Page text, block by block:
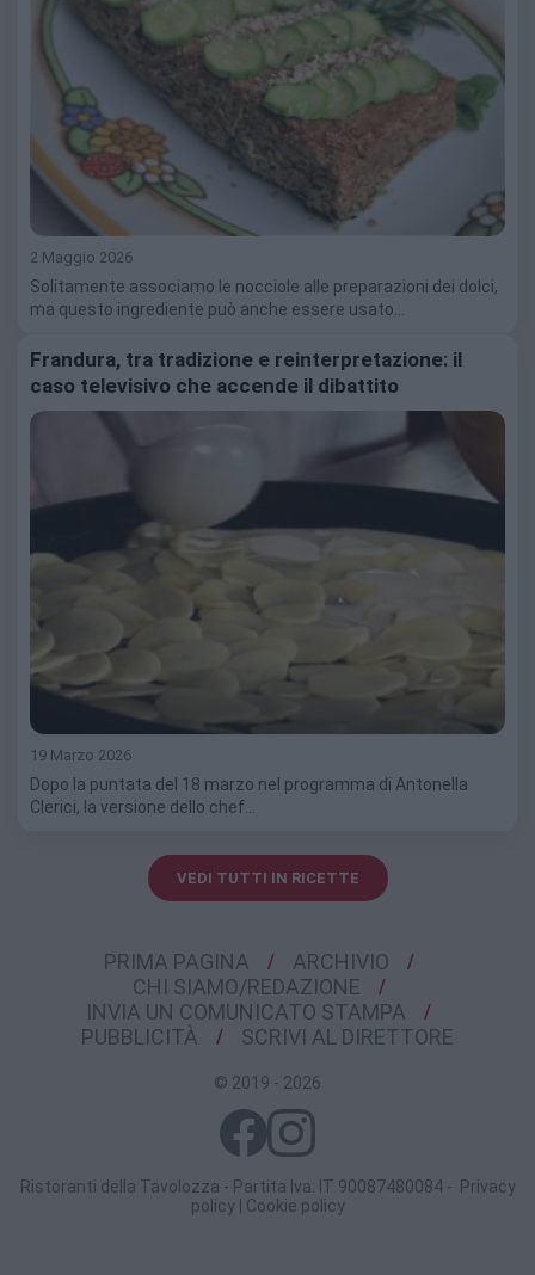
2 Maggio 2026
Solitamente associamo le nocciole alle preparazioni dei dolci,
ma questo ingrediente può anche essere usato…
Frandura, tra tradizione e reinterpretazione: il
caso televisivo che accende il dibattito
19 Marzo 2026
Dopo la puntata del 18 marzo nel programma di Antonella
Clerici, la versione dello chef…
VEDI TUTTI IN RICETTE
PRIMA PAGINA
ARCHIVIO
CHI SIAMO/REDAZIONE
INVIA UN COMUNICATO STAMPA
PUBBLICITÀ
SCRIVI AL DIRETTORE
© 2019 - 2026
Ristoranti della Tavolozza - Partita Iva: IT 90087480084 - Privacy
policy| Cookie policy